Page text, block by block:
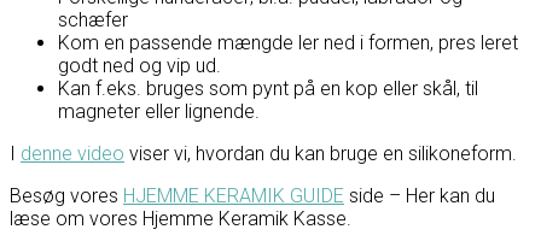
schæfer
Kom en passende mængde ler ned i formen, pres leret
godt ned og vip ud.
Kan f.eks. bruges som pynt på en kop eller skål, til
magneter eller lignende.
I denne video viser vi, hvordan du kan bruge en silikoneform.
Besøg vores HJEMME KERAMIK GUIDE side – Her kan du
læse om vores Hjemme Keramik Kasse.